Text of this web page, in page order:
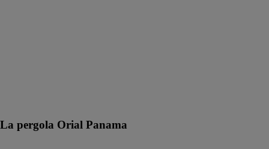
La pergola Orial Panama